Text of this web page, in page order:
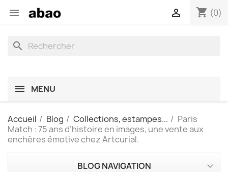
 shopping_cart (0)

search
MENU
Accueil Blog Collections, estampes...
Paris
Match : 75 ans d’histoire en images, une vente aux
enchères émotive chez Artcurial.
BLOG NAVIGATION